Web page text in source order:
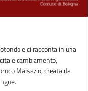
e ci racconta in una
e cambiamento,
Maisazio, creata da